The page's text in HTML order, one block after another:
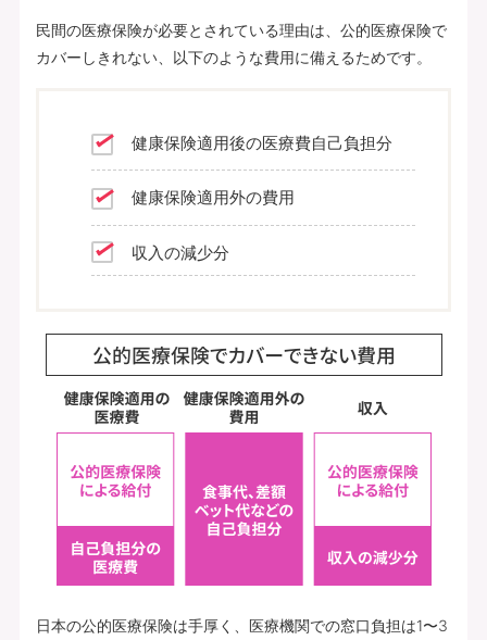
民間の医療保険が必要とされている理由は、公的医療保険で
カバーしきれない、以下のような費用に備えるためです。
健康保険適用後の医療費自己負担分
健康保険適用外の費用
収入の減少分
日本の公的医療保険は手厚く、医療機関での窓口負担は1〜3